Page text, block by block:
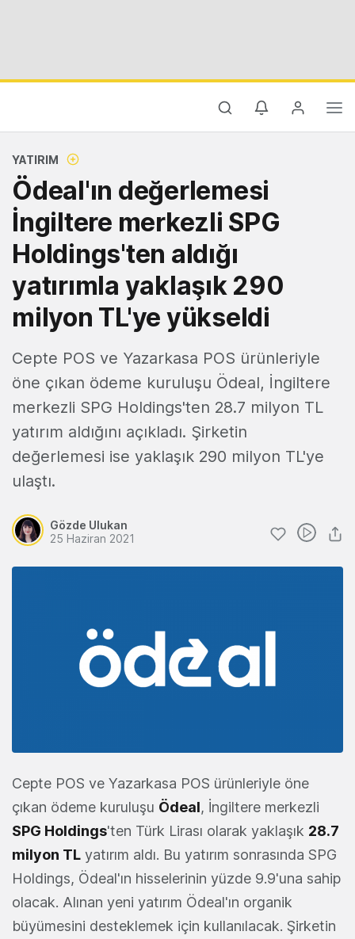
YATIRIM
Ödeal'ın değerlemesi
İngiltere merkezli SPG
Holdings'ten aldığı
yatırımla yaklaşık 290
milyon TL'ye yükseldi
Cepte POS ve Yazarkasa POS ürünleriyle
öne çıkan ödeme kuruluşu Ödeal, İngiltere
merkezli SPG Holdings'ten 28.7 milyon TL
yatırım aldığını açıkladı. Şirketin
değerlemesi ise yaklaşık 290 milyon TL'ye
ulaştı.
Gözde Ulukan
25 Haziran 2021
Cepte POS ve Yazarkasa POS ürünleriyle öne
çıkan ödeme kuruluşu Ödeal, İngiltere merkezli
SPG Holdings'ten Türk Lirası olarak yaklaşık 28.7
milyon TL yatırım aldı. Bu yatırım sonrasında SPG
Holdings, Ödeal'ın hisselerinin yüzde 9.9'una sahip
olacak. Alınan yeni yatırım Ödeal'ın organik
büyümesini desteklemek için kullanılacak. Şirketin